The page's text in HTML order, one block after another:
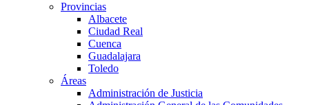
Provincias
Albacete
Ciudad Real
Cuenca
Guadalajara
Toledo
Áreas
Administración de Justicia